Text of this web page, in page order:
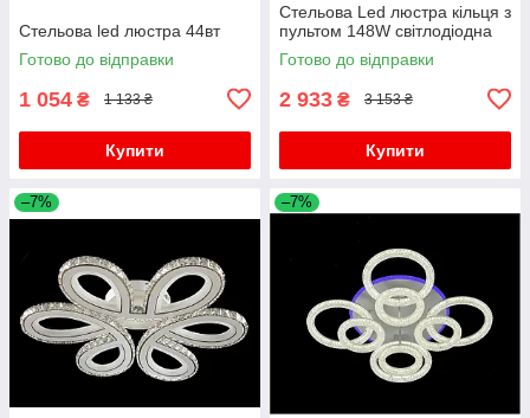
Стельова led люстра 44вт
Готово до відправки
1 054 ₴ 1 133 ₴
Купити
Стельова Led люстра кільця з
пультом 148W світлодіодна
Готово до відправки
2 933 ₴ 3 153 ₴
Купити
–7% –7%